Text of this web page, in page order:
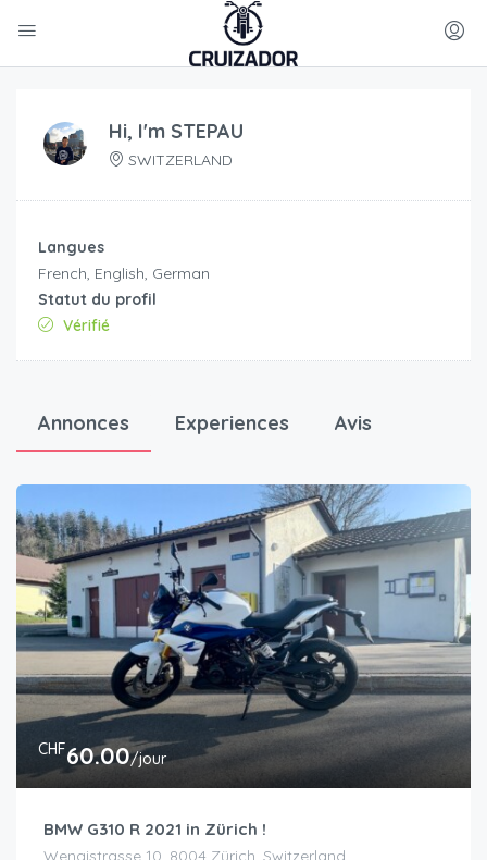
Hi, I'm STEPAU
SWITZERLAND
Langues
French, English, German
Statut du profil
Vérifié
Annonces Experiences Avis
CHF60.00/jour
BMW G310 R 2021 in Zürich !
Wengistrasse 10, 8004 Zürich, Switzerland